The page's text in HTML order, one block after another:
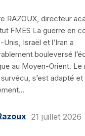
RAZOUX, directeur
FMES La guerre en
Israël et l’Iran a
bouleversé
au Moyen-Orient. Le
s’est adapté et
21 juillet 2026